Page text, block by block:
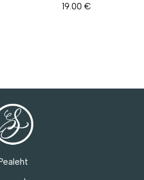
19.00 €